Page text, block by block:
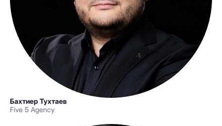
Бахтиер Тухтаев
Five 5 Agency